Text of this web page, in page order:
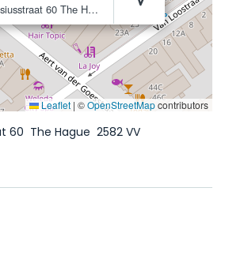
60 The Hague 2582 VV
Leaflet | ©OpenStreetMapcontributors
60 The Hague 2582 VV